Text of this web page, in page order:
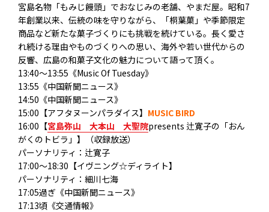
宮島名物「もみじ饅頭」でおなじみの老舗、やまだ屋。 昭和7
年創業以来、伝統の味を守りながら、「桐葉菓」 や季節限定
商品など新たな菓子づくりにも挑戦を続けている。 長く愛さ
れ続ける理由やものづくりへの思い、 海外や若い世代からの
反響、 広島の和菓子文化の魅力について語って頂く。
13:40〜13:55《Music Of Tuesday》
13:55《中国新聞ニュース》
14:50《中国新聞ニュース》
15:00【アフタヌーンパラダイス】 MUSIC BIRD
16:00【宮島弥山 大本山 大聖院presents 辻寛子の「おん
がくのトビラ」】（収録放送）
パーソナリティ：辻寛子
17:00～18:30【イヴニング☆ディライト】
パーソナリティ：細川七海
17:05過ぎ《中国新聞ニュース》
17:13頃《交通情報》